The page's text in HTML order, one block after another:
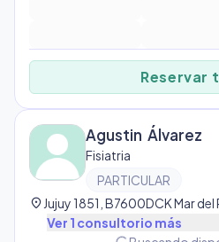
Reservar
Agustin Álvarez
Fisiatria
PARTICULAR
location_on
Ver 1 consultorio más